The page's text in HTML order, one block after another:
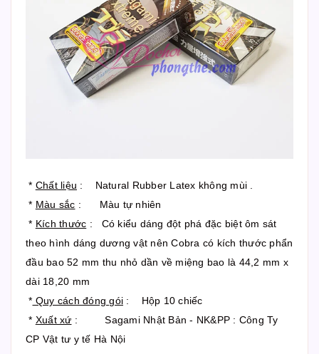
* Chất liệu : Natural Rubber Latex không mùi .
* Màu sắc : Màu tự nhiên
* Kích thước : Có kiểu dáng đột phá đặc biệt ôm sát
theo hình dáng dương vật nên Cobra có kích thước phẩn
đầu bao 52 mm thu nhỏ dần về miệng bao là 44,2 mm x
dài 18,20 mm
* Quy cách đóng gói : Hộp 10 chiếc
* Xuất xứ : Sagami Nhật Bản - NK&PP : Công Ty
CP Vật tư y tế Hà Nội